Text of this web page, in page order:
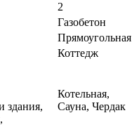
2
Газобетон
Прямоугольная
Коттедж
здания,
Котельная,
Сауна, Чердак